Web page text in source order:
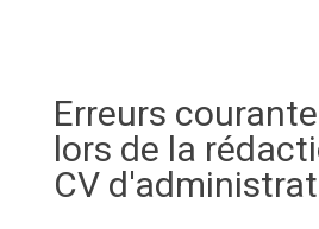
Erreurs
lors de la
CV